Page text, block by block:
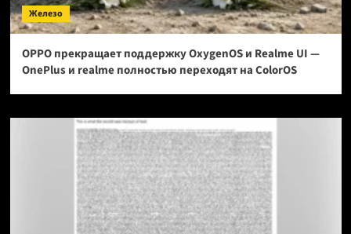
Железо
OPPO прекращает поддержку OxygenOS и Realme UI —
OnePlus и realme полностью переходят на ColorOS